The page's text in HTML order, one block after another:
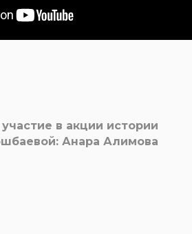
в акции истории
Анара Алимова